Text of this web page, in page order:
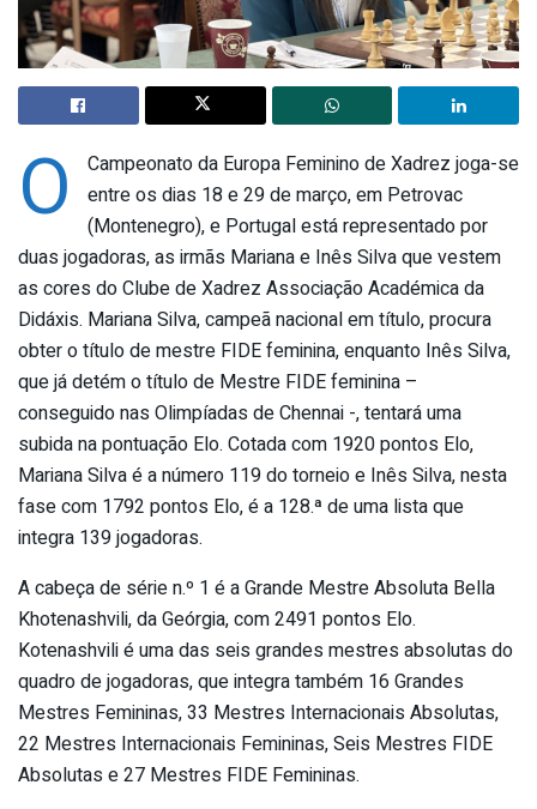
O
Campeonato da Europa Feminino de Xadrez joga-se
entre os dias 18 e 29 de março, em Petrovac
(Montenegro), e Portugal está representado por
duas jogadoras, as irmãs Mariana e Inês Silva que vestem
as cores do Clube de Xadrez Associação Académica da
Didáxis. Mariana Silva, campeã nacional em título, procura
obter o título de mestre FIDE feminina, enquanto Inês Silva,
que já detém o título de Mestre FIDE feminina –
conseguido nas Olimpíadas de Chennai -, tentará uma
subida na pontuação Elo. Cotada com 1920 pontos Elo,
Mariana Silva é a número 119 do torneio e Inês Silva, nesta
fase com 1792 pontos Elo, é a 128.ª de uma lista que
integra 139 jogadoras.
A cabeça de série n.º 1 é a Grande Mestre Absoluta Bella
Khotenashvili, da Geórgia, com 2491 pontos Elo.
Kotenashvili é uma das seis grandes mestres absolutas do
quadro de jogadoras, que integra também 16 Grandes
Mestres Femininas, 33 Mestres Internacionais Absolutas,
22 Mestres Internacionais Femininas, Seis Mestres FIDE
Absolutas e 27 Mestres FIDE Femininas.